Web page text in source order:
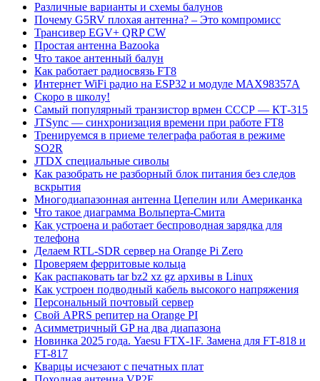
Различные варианты и схемы балунов
Почему G5RV плохая антенна? – Это компромисс
Трансивер EGV+ QRP CW
Простая антенна Bazooka
Что такое антенный балун
Как работает радиосвязь FT8
Интернет WiFi радио на ESP32 и модуле MAX98357A
Скоро в школу!
Самый популярный транзистор врмен СССР — КТ-315
JTSync — синхронизация времени при работе FT8
Тренируемся в приеме телеграфа работая в режиме
SO2R
JTDX специальные сиволы
Как разобрать не разборный блок питания без следов
вскрытия
Многодиапазонная антенна Цепелин или Американка
Что такое диаграмма Вольперта-Смита
Как устроена и работает беспроводная зарядка для
телефона
Делаем RTL-SDR сервер на Orange Pi Zero
Проверяем ферритовые кольца
Как распаковать tar bz2 xz gz архивы в Linux
Как устроен подводный кабель высокого напряжения
Персональный почтовый сервер
Свой APRS репитер на Orange PI
Асимметричный GP на два диапазона
Новинка 2025 года. Yaesu FTX-1F. Замена для FT-818 и
FT-817
Кварцы исчезают с печатных плат